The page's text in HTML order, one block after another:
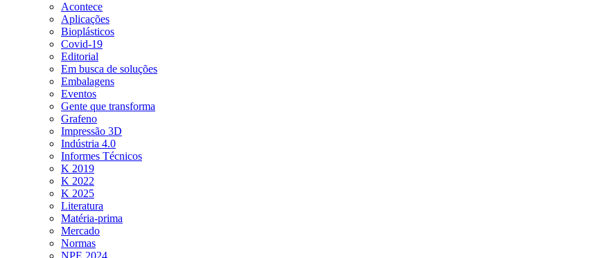
Acontece
Aplicações
Bioplásticos
Covid-19
Editorial
Em busca de soluções
Embalagens
Eventos
Gente que transforma
Grafeno
Impressão 3D
Indústria 4.0
Informes Técnicos
K 2019
K 2022
K 2025
Literatura
Matéria-prima
Mercado
Normas
NPE 2024